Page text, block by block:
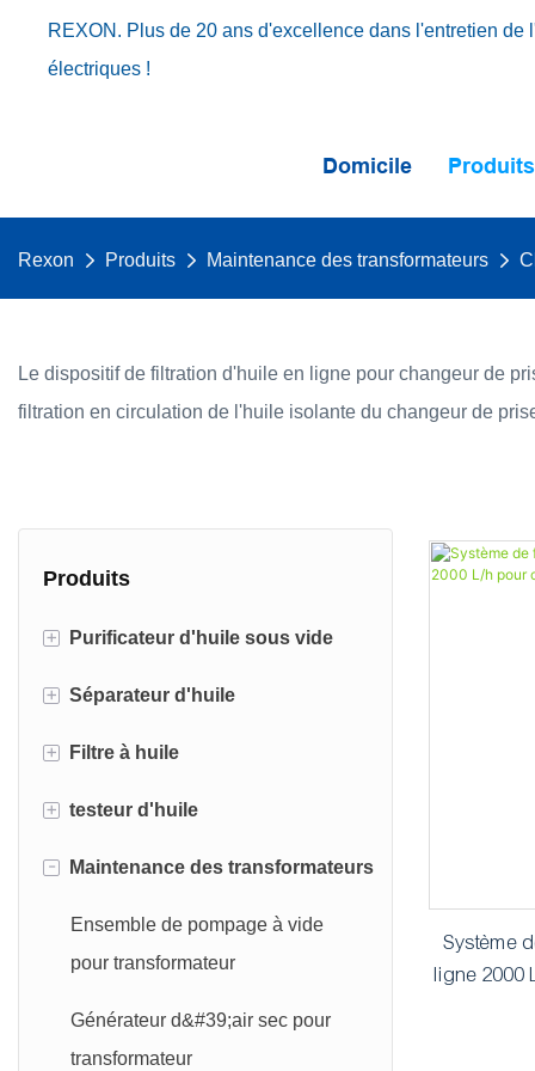
REXON. Plus de 20 ans d'excellence dans l'entretien
électriques !
Domicile Produits
Rexon Produits Maintenance des transformateurs
Le dispositif de filtration d'huile en ligne pour changeur de
filtration en circulation de l'huile isolante du changeur de
Produits
+ Purificateur d'huile sous vide
Purificateur d'huile de
transformateur sous vide à un
Machine de filtration d'huile de
Purificateur d'huile lubrifiante
+ Séparateur d'huile
Séparateur centrifuge d'huile
Séparateur d'huile coalescent
+ Filtre à huile
Filtre à plaques et cadres
Unité de filtre à huile
Filtre à huile portable
+ testeur d'huile
Testeur d'huile de transformateur
Testeur de viscosité d'huile
Testeur d'humidité de l'huile
- Maintenance des transformateurs
Ensemble de pompage à vide
pour transformateur
Générateur d&#39;air sec pour
transformateur
Système
ligne 2000